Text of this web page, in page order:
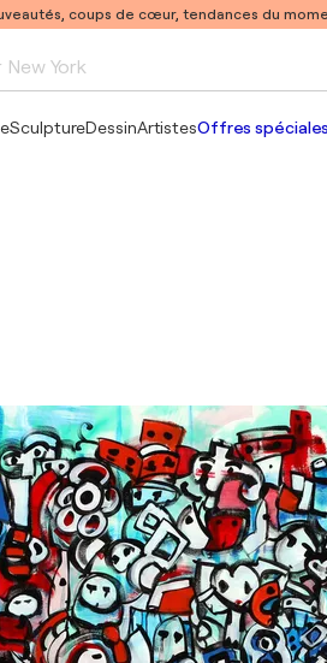
coups de cœur, tendances du
New York
SculptureDessinArtistesOffres spéciales